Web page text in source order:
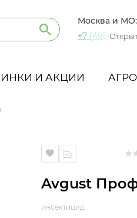
Москва и МО:
+7 (495) 721-60-
И АКЦИИ
Avgust
инсектицид